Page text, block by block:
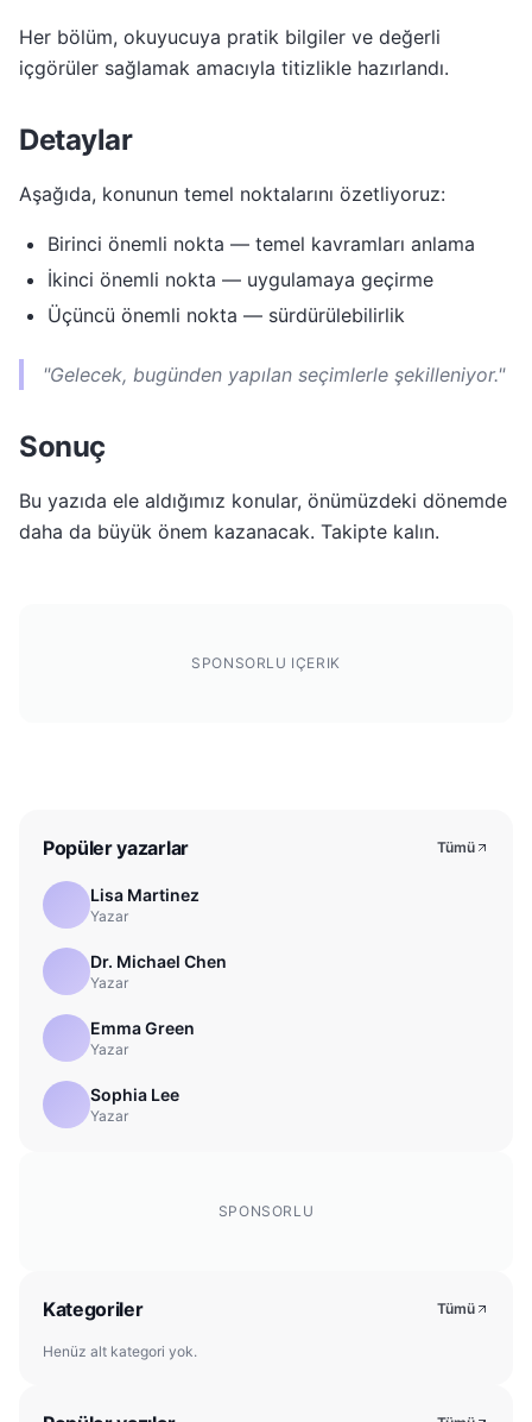
Her bölüm, okuyucuya pratik bilgiler ve değerli
içgörüler sağlamak amacıyla titizlikle hazırlandı.
Detaylar
Aşağıda, konunun temel noktalarını özetliyoruz:
Birinci önemli nokta — temel kavramları anlama
İkinci önemli nokta — uygulamaya geçirme
Üçüncü önemli nokta — sürdürülebilirlik
"Gelecek, bugünden yapılan seçimlerle şekilleniyor."
Sonuç
Bu yazıda ele aldığımız konular, önümüzdeki dönemde
daha da büyük önem kazanacak. Takipte kalın.
SPONSORLU IÇERIK
Popüler yazarlar Tümü
Lisa Martinez
Yazar
Dr. Michael Chen
Yazar
Emma Green
Yazar
Sophia Lee
Yazar
SPONSORLU
Kategoriler Tümü
Henüz alt kategori yok.